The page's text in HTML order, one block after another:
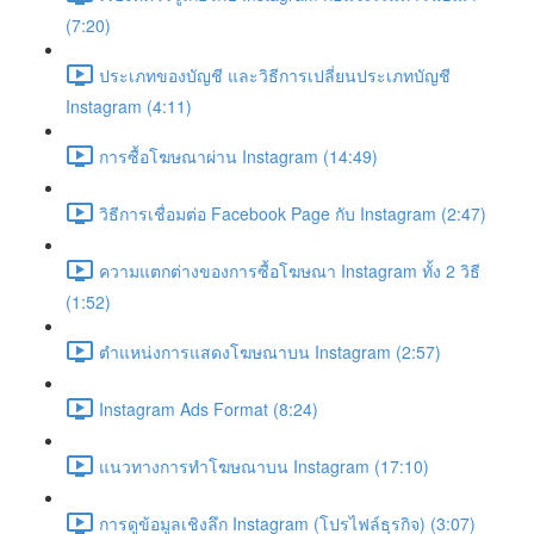
(7:20)
ประเภทของบัญชี และวิธีการเปลี่ยนประเภทบัญชี
Instagram (4:11)
การซื้อโฆษณาผ่าน Instagram (14:49)
วิธีการเชื่อมต่อ Facebook Page กับ Instagram (2:47)
ความแตกต่างของการซื้อโฆษณา Instagram ทั้ง 2 วิธี
(1:52)
ตำแหน่งการแสดงโฆษณาบน Instagram (2:57)
Instagram Ads Format (8:24)
แนวทางการทำโฆษณาบน Instagram (17:10)
การดูข้อมูลเชิงลึก Instagram (โปรไฟล์ธุรกิจ) (3:07)